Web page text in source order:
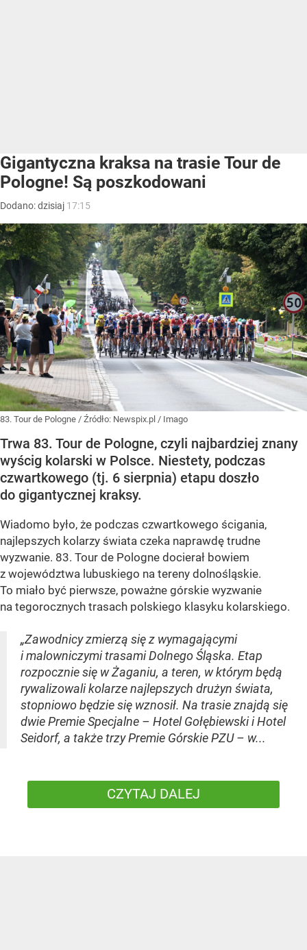
Gigantyczna kraksa na trasie Tour de
Pologne! Są poszkodowani
Dodano:dzisiaj 17:15
83. Tour de Pologne / Źródło: Newspix.pl / Imago
Trwa 83. Tour de Pologne, czyli najbardziej znany
wyścig kolarski w Polsce. Niestety, podczas
czwartkowego (tj. 6 sierpnia) etapu doszło
do gigantycznej kraksy.
Wiadomo było, że podczas czwartkowego ścigania,
najlepszych kolarzy świata czeka naprawdę trudne
wyzwanie. 83. Tour de Pologne docierał bowiem
z województwa lubuskiego na tereny dolnośląskie.
To miało być pierwsze, poważne górskie wyzwanie
na tegorocznych trasach polskiego klasyku kolarskiego.
„Zawodnicy zmierzą się z wymagającymi
i malowniczymi trasami Dolnego Śląska. Etap
rozpocznie się w Żaganiu, a teren, w którym będą
rywalizowali kolarze najlepszych drużyn świata,
stopniowo będzie się wznosił. Na trasie znajdą się
dwie Premie Specjalne – Hotel Gołębiewski i Hotel
Seidorf, a także trzy Premie Górskie PZU – w...
CZYTAJ DALEJ